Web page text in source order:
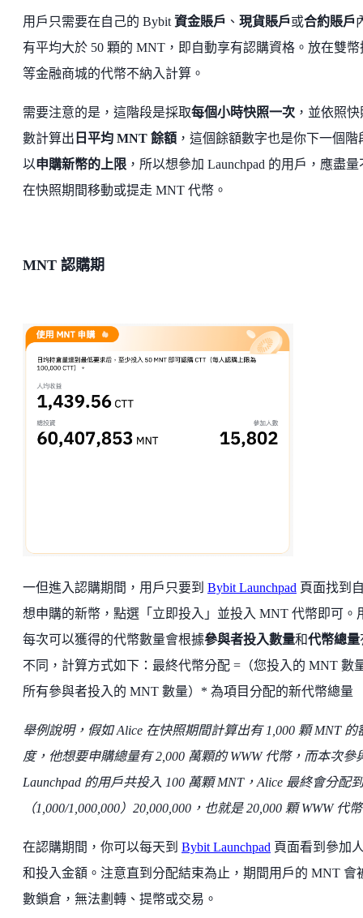
用戶只需要在自己的 Bybit 資金賬戶 、 現貨賬戶或合約賬戶
有平均大於 50 顆的 MNT，即自動享有認購資格。放在雙幣
等金融商城的代幣不納入計算。
需要注意的是，這階段是採取每個小時快照一次 ，並依照
數計算出 日平均 MNT 餘額 ，這個餘額數字也是你下一個階
以申購新幣的上限 ，所以想參加 Launchpad 的用戶，應盡量
在快照期間移動或提走 MNT 代幣。
MNT 認購期
一但進入認購期間，用戶只要到 Bybit Launchpad 頁面找到
想申購的新幣，點選「立即投入」並投入 MNT 代幣即可。
每次可以獲得的代幣數量會根據參與者投入數量和代幣總量
不同，計算方式如下：最終代幣分配 =（您投入的 MNT 數
所有參與者投入的 MNT 數量）* 為項目分配的新代幣總量
舉例說明，假如 Alice 在快照期間計算出有 1,000 顆 MNT 的
度，他想要申購總量有 2,000 萬顆的 WWW 代幣，而本次參
Launchpad 的用戶共投入 100 萬顆 MNT，Alice 最終會分配
（1,000/1,000,000）20,000,000，也就是 20,000 顆 WWW 代
在認購期間，你可以每天到 Bybit Launchpad 頁面看到參加
和投入金額。注意直到分配結束為止，期間用戶的 MNT 會
數鎖倉，無法劃轉、提幣或交易。